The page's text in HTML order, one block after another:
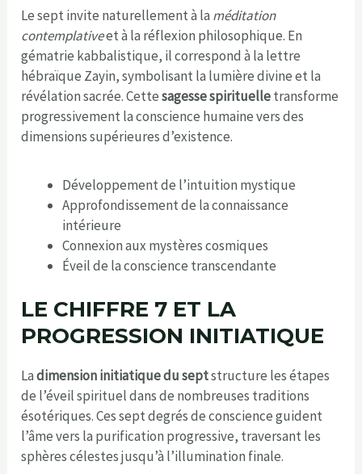
Le sept invite naturellement à la méditation
contemplativeet à la réflexion philosophique. En
gématrie kabbalistique, il correspond à la lettre
hébraïque Zayin, symbolisant la lumière divine et la
révélation sacrée. Cettesagesse spirituelletransforme
progressivement la conscience humaine vers des
dimensions supérieures d’existence.
Développement de l’intuition mystique
Approfondissement de la connaissance
intérieure
Connexion aux mystères cosmiques
Éveil de la conscience transcendante
LE CHIFFRE 7 ET LA
PROGRESSION INITIATIQUE
Ladimension initiatique du septstructure les étapes
de l’éveil spirituel dans de nombreuses traditions
ésotériques. Ces sept degrés de conscience guident
l’âme vers la purification progressive, traversant les
sphères célestes jusqu’à l’illumination finale.